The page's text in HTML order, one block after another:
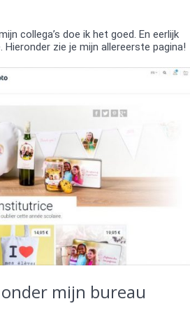
collega’s doe ik het goed. En eerlijk
zie je mijn allereerste pagina!
mijn bureau